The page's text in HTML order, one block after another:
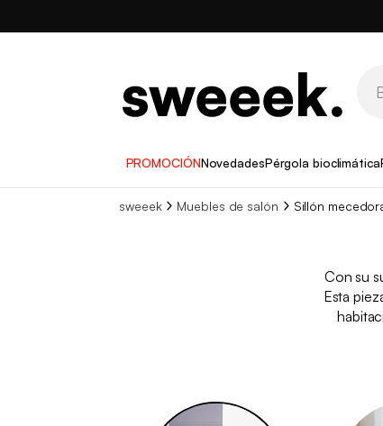
PROMOCIÓNNovedadesPérgola bioclimática
sweeek Muebles de salón Sillón
Con su
Esta